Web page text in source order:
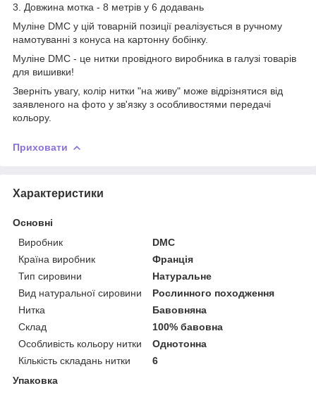
3. Довжина мотка - 8 метрів у 6 додавань
Муліне DMC у цій товарній позиції реалізується в ручному
намотуванні з конуса на картонну бобінку.
Муліне DMC - це нитки провідного виробника в галузі товарів
для вишивки!
Зверніть увагу, колір нитки "на живу" може відрізнятися від
заявленого на фото у зв'язку з особливостями передачі
кольору.
Приховати
Характеристики
Основні
Виробник
DMC
Країна виробник
Франція
Тип сировини
Натуральне
Вид натуральної сировини
Рослинного походження
Нитка
Бавовняна
Склад
100% бавовна
Особливість кольору нитки
Однотонна
Кількість складань нитки
6
Упаковка